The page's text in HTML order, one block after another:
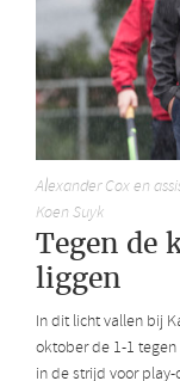
Alexander Cox en
Koen Suyk
Tegen de
liggen
In dit licht vallen bij
oktober de 1-1
in de strijd voor play-